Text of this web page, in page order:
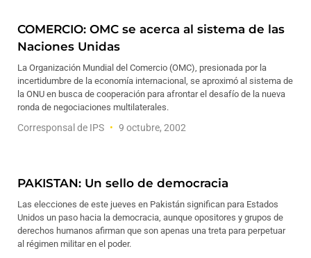
COMERCIO: OMC se acerca al sistema de las
Naciones Unidas
La Organización Mundial del Comercio (OMC), presionada por la
incertidumbre de la economía internacional, se aproximó al sistema de
la ONU en busca de cooperación para afrontar el desafío de la nueva
ronda de negociaciones multilaterales.
Corresponsal de IPS 9 octubre, 2002
PAKISTAN: Un sello de democracia
Las elecciones de este jueves en Pakistán significan para Estados
Unidos un paso hacia la democracia, aunque opositores y grupos de
derechos humanos afirman que son apenas una treta para perpetuar
al régimen militar en el poder.